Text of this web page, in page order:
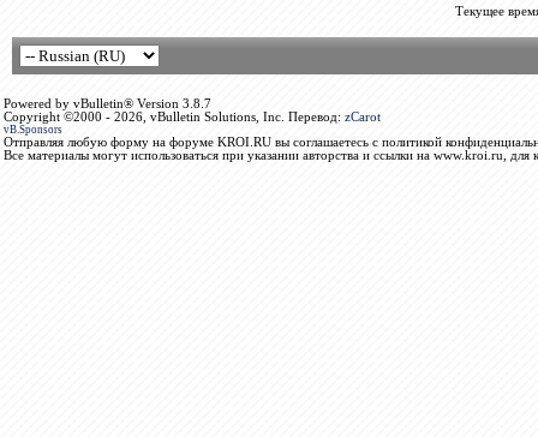
Текущее
Powered by vBulletin® Version 3.8.7
Copyright ©2000 - 2026, vBulletin Solutions, Inc. Перевод: zCarot
vB.Sponsors
Отправляя любую форму на форуме KROI.RU вы соглашаетесь с политикой
Все материалы могут использоваться при указании авторства и ссылки на www.kroi.ru, для